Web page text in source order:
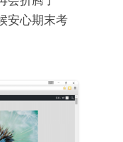
安心期末考